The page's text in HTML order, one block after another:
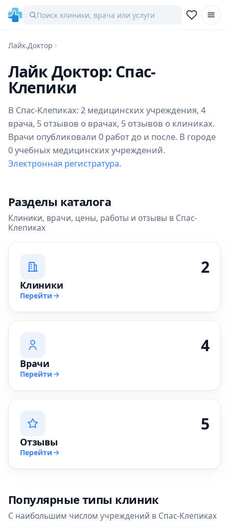
Лайк.Доктор
Лайк Доктор: Спас-
Клепики
В Спас-Клепиках: 2 медицинских учреждения, 4
врача, 5 отзывов о врачах, 5 отзывов о клиниках.
Врачи опубликовали 0 работ до и после. В городе
0 учебных медицинских учреждений.
Электронная регистратура.
Разделы каталога
Клиники, врачи, цены, работы и отзывы в Спас-
Клепиках
2
Клиники
Перейти
4
Врачи
Перейти
5
Отзывы
Перейти
Популярные типы клиник
С наибольшим числом учреждений в Спас-Клепиках